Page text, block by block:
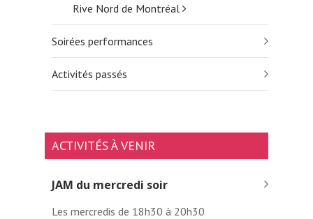
Rive Nord de Montréal
Soirées performances
Activités passés
ACTIVITÉS À VENIR
JAM du mercredi soir
Les mercredis de 18h30 à 20h30